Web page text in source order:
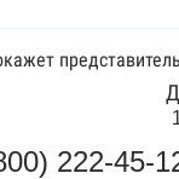
222-45-